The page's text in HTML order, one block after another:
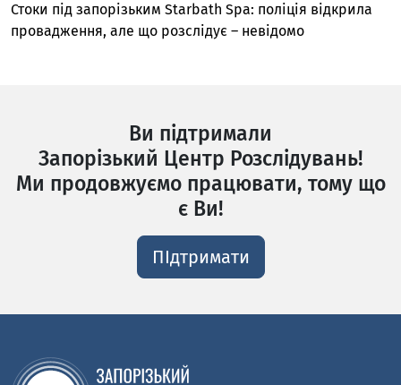
Стоки під запорізьким Starbath Spa: поліція відкрила
провадження, але що розслідує – невідомо
Ви підтримали
Запорізький Центр Розслідувань!
Ми продовжуємо працювати, тому що
є Ви!
ПІдтримати